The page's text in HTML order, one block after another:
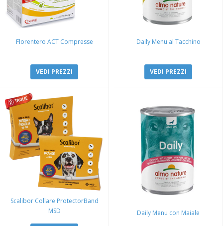
Florentero ACT Compresse
VEDI PREZZI
Daily Menu al Tacchino
VEDI PREZZI
Scalibor Collare ProtectorBand
MSD
Daily Menu con Maiale